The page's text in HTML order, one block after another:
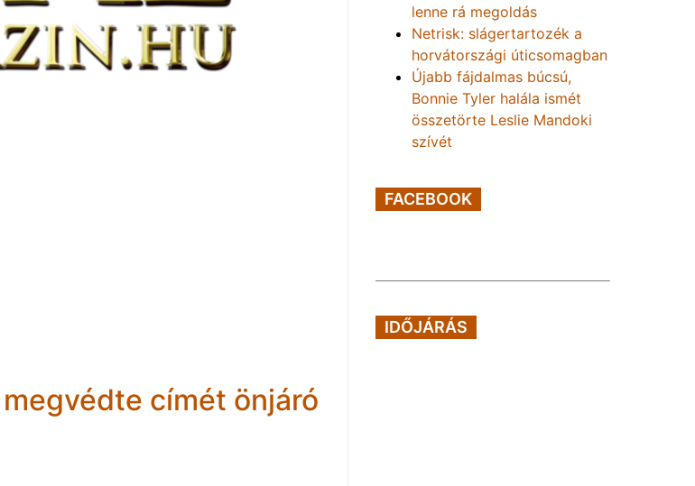
címét önjáró
lenne rá megoldás
Netrisk: slágertartozék a
horvátországi úticsomagban
Újabb fájdalmas búcsú,
Bonnie Tyler halála ismét
összetörte Leslie Mandoki
szívét
FACEBOOK
IDŐJÁRÁS